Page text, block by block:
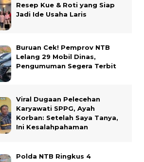
Resep Kue & Roti yang Siap
Jadi Ide Usaha Laris
Buruan Cek! Pemprov NTB
Lelang 29 Mobil Dinas,
Pengumuman Segera Terbit
Viral Dugaan Pelecehan
Karyawati SPPG, Ayah
Korban: Setelah Saya Tanya,
Ini Kesalahpahaman
Polda NTB Ringkus 4